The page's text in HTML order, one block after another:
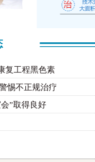
复工程黑色素
惕不正规治疗
”取得良好